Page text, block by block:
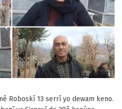
Roboskî 13 serrî yo dewam keno.